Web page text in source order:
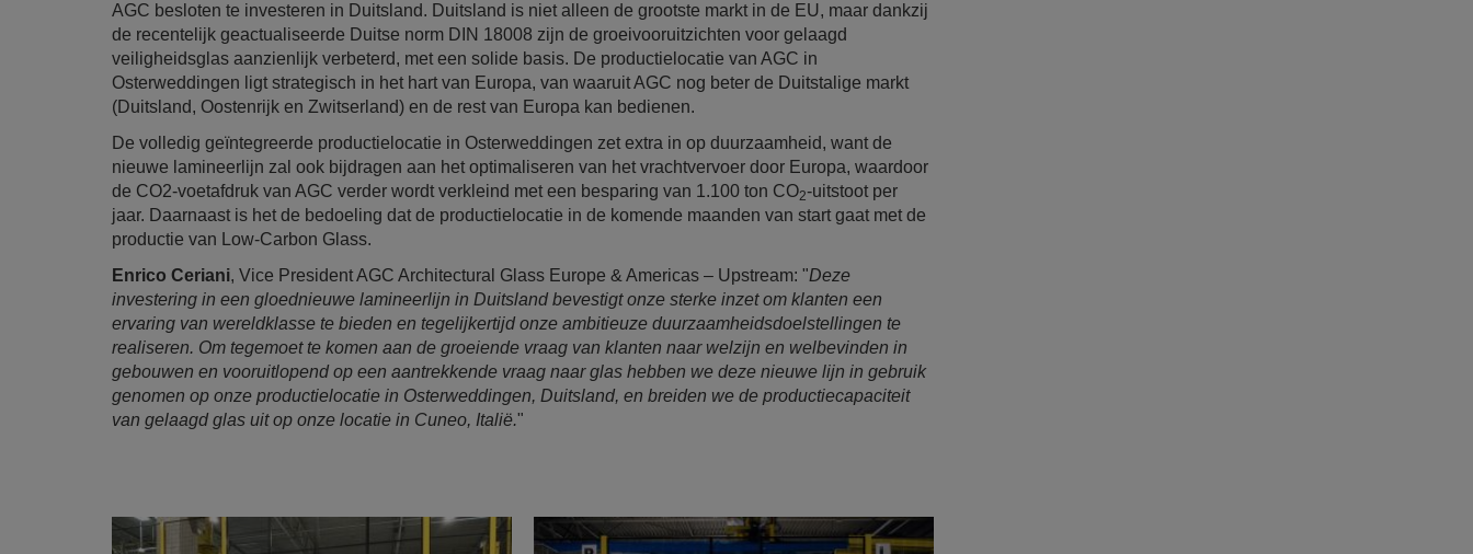
AGC besloten te investeren in Duitsland. Duitsland is niet alleen de grootste markt in de EU, maar dankzij
de recentelijk geactualiseerde Duitse norm DIN 18008 zijn de groeivooruitzichten voor gelaagd
veiligheidsglas aanzienlijk verbeterd, met een solide basis. De productielocatie van AGC in
Osterweddingen ligt strategisch in het hart van Europa, van waaruit AGC nog beter de Duitstalige markt
(Duitsland, Oostenrijk en Zwitserland) en de rest van Europa kan bedienen.
De volledig geïntegreerde productielocatie in Osterweddingen zet extra in op duurzaamheid, want de
nieuwe lamineerlijn zal ook bijdragen aan het optimaliseren van het vrachtvervoer door Europa, waardoor
de CO2-voetafdruk van AGC verder wordt verkleind met een besparing van 1.100 ton CO2-uitstoot per
jaar. Daarnaast is het de bedoeling dat de productielocatie in de komende maanden van start gaat met de
productie van Low-Carbon Glass.
Enrico Ceriani, Vice President AGC Architectural Glass Europe & Americas – Upstream: "Deze
investering in een gloednieuwe lamineerlijn in Duitsland bevestigt onze sterke inzet om klanten een
ervaring van wereldklasse te bieden en tegelijkertijd onze ambitieuze duurzaamheidsdoelstellingen te
realiseren. Om tegemoet te komen aan de groeiende vraag van klanten naar welzijn en welbevinden in
gebouwen en vooruitlopend op een aantrekkende vraag naar glas hebben we deze nieuwe lijn in gebruik
genomen op onze productielocatie in Osterweddingen, Duitsland, en breiden we de productiecapaciteit
van gelaagd glas uit op onze locatie in Cuneo, Italië."